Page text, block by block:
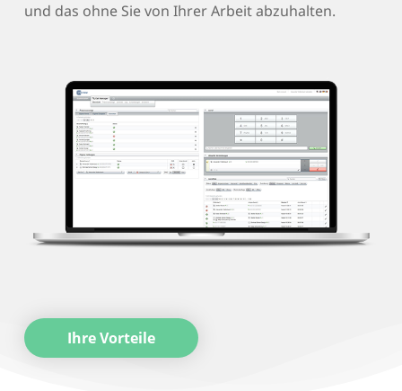
und das ohne Sie von Ihrer Arbeit abzuhalten.
Ihre Vorteile